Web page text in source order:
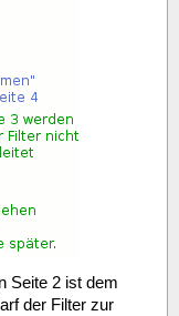
Seite 2 ist dem
der Filter zur